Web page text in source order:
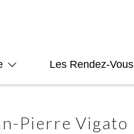
Les Rendez-Vous
Pierre Vigato